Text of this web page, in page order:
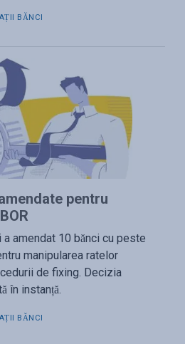
BĂNCI
pentru
amendat 10 bănci cu peste
manipularea ratelor
de fixing. Decizia
în instanță.
BĂNCI